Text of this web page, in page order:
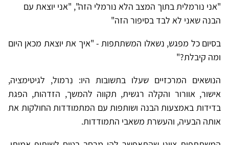
"אני נורמלית בתוך המצב הלא נורמלי הזה", "אני יוצאת עם
הבנה שאני לא לבד בסיפור הזה"
בסיום כל מפגש, נשאלו המשתתפות - "איך את יוצאת מכאן היום
ומה קיבלת?"
הנושאים המרכזיים שעלו בתשובות היו: נִרמול, לגיטימציה,
אישור, אוורור והקלה רגשית, תקווה להמשך, הזדהות, הפגת
בדידות באמצעות הבנה ושותפות עם המתמודדות החולקות את
אותה הבעיה, והעשרת משאבי התמודדות.